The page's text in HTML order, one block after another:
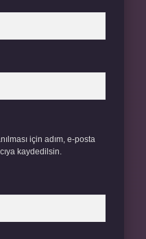
için adım, e-posta
kaydedilsin.